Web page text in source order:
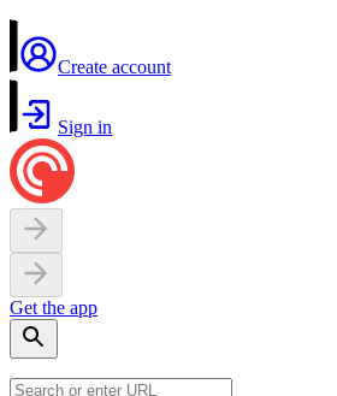
Create account
Sign in
Get the app